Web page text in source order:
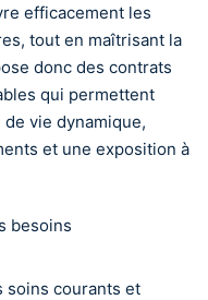
efficacement les
tout en maîtrisant la
donc des contrats
qui permettent
de vie dynamique,
et une exposition à
besoins
soins courants et